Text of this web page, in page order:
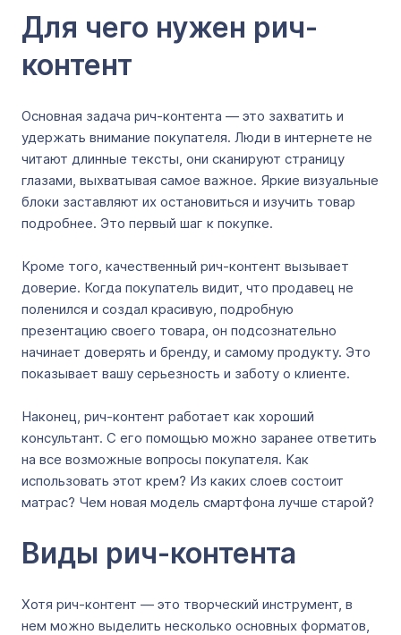
Для чего нужен рич-
контент
Основная задача рич-контента ― это захватить и
удержать внимание покупателя. Люди в интернете не
читают длинные тексты, они сканируют страницу
глазами, выхватывая самое важное. Яркие визуальные
блоки заставляют их остановиться и изучить товар
подробнее. Это первый шаг к покупке.
Кроме того, качественный рич-контент вызывает
доверие. Когда покупатель видит, что продавец не
поленился и создал красивую, подробную
презентацию своего товара, он подсознательно
начинает доверять и бренду, и самому продукту. Это
показывает вашу серьезность и заботу о клиенте.
Наконец, рич-контент работает как хороший
консультант. С его помощью можно заранее ответить
на все возможные вопросы покупателя. Как
использовать этот крем? Из каких слоев состоит
матрас? Чем новая модель смартфона лучше старой?
Виды рич-контента
Хотя рич-контент ― это творческий инструмент, в
нем можно выделить несколько основных форматов,